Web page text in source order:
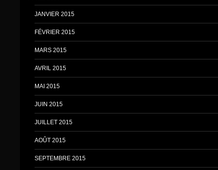
JANVIER 2015
FÉVRIER 2015
MARS 2015
AVRIL 2015
MAI 2015
JUIN 2015
JUILLET 2015
AOÛT 2015
SEPTEMBRE 2015